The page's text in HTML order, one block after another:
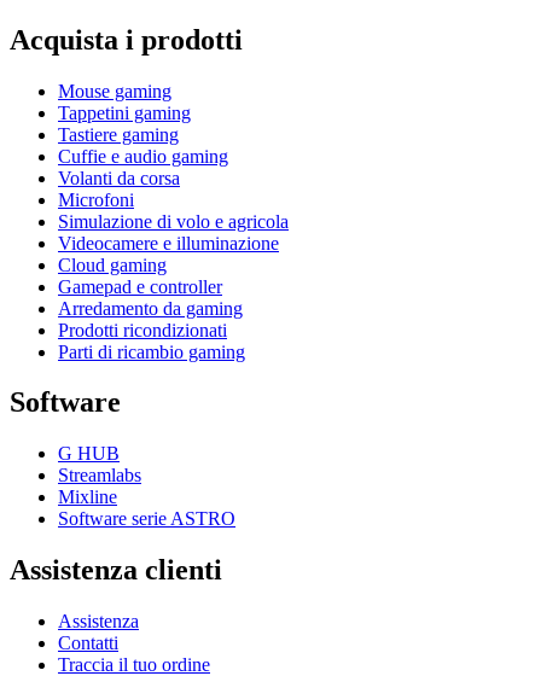
Acquista i prodotti
Mouse gaming
Tappetini gaming
Tastiere gaming
Cuffie e audio gaming
Volanti da corsa
Microfoni
Simulazione di volo e agricola
Videocamere e illuminazione
Cloud gaming
Gamepad e controller
Arredamento da gaming
Prodotti ricondizionati
Parti di ricambio gaming
Software
G HUB
Streamlabs
Mixline
Software serie ASTRO
Assistenza clienti
Assistenza
Contatti
Traccia il tuo ordine